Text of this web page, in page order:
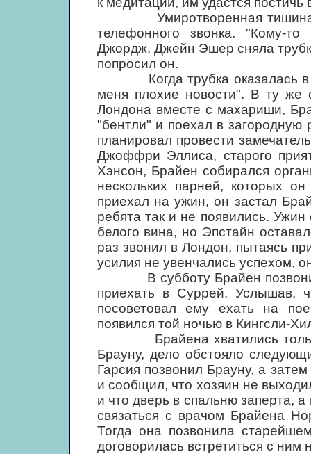
Умиротворенная тишина
телефонного звонка. "Кому-
Джордж. Джейн Эшер сняла
попросил он.
Когда трубка оказалась в
меня плохие новости". В ту же
Лондона вместе с махариши,
"бентли" и поехал в загородную
планировал провести
Джоффри Эллиса, старого
Хэнсон, Брайен собирался
нескольких парней, которых
приехал на ужин, он застал
ребята так и не появились.
белого вина, но Эпстайн
раз звонил в Лондон, пытаясь
усилия не увенчались успехом,
В субботу Брайен позвонил
приехать в Суррей. Услышав,
посоветовал ему ехать на
появился той ночью в Кингсли-
Брайена хватились только
Брауну, дело обстояло
Гарсия позвонил Брауну, а
и сообщил, что хозяин не
и что дверь в спальню заперта,
связаться с врачом Брайена
Тогда она позвонила
договорилась встретиться с ним